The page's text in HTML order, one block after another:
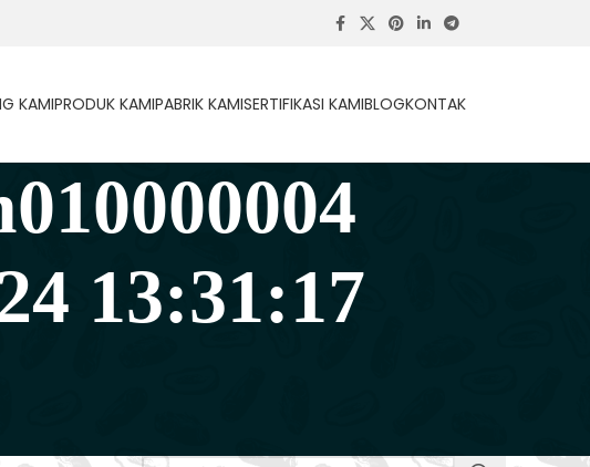
KAMIPRODUK KAMIPABRIK KAMISERTIFIKASI KAMIBLOGKONTAK
13:31:17